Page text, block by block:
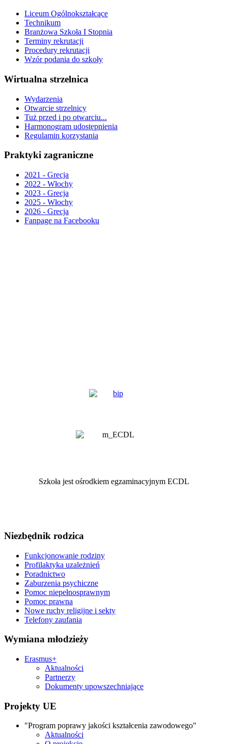
Liceum Ogólnokształcące
Technikum
Branżowa Szkoła I Stopnia
Terminy rekrutacji
Procedury rekrutacji
Wzór podania do szkoły
Wirtualna strzelnica
Wydarzenia
Otwarcie strzelnicy
Tuż przed i po otwarciu...
Harmonogram udostępnienia
Regulamin korzystania
Praktyki zagraniczne
2021 - Grecja
2022 - Włochy
2023 - Grecja
2025 - Włochy
2026 - Grecja
Fanpage na Facebooku
Szkoła jest ośrodkiem egzaminacyjnym ECDL
Niezbędnik rodzica
Funkcjonowanie rodziny
Profilaktyka uzależnień
Poradnictwo
Zaburzenia psychiczne
Pomoc niepełnosprawnym
Pomoc prawna
Nowe ruchy religijne i sekty
Telefony zaufania
Wymiana młodzieży
Erasmus+
Aktualności
Partnerzy
Dokumenty upowszechniające
Projekty UE
"Program poprawy jakości kształcenia zawodowego"
Aktualności